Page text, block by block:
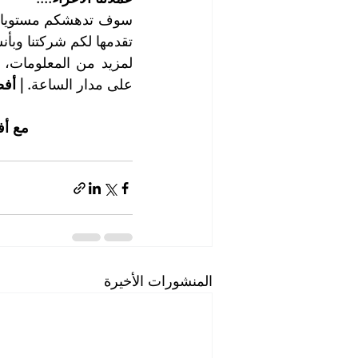
تقدمها لكم شركتنا
على مدار الساعة. |
مع
المنشورات الأخيرة